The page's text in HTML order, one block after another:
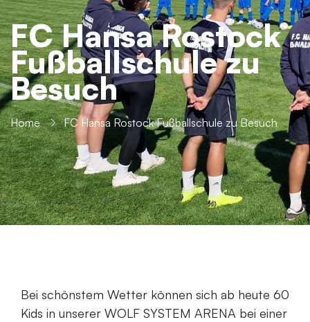
FC Hansa Rostock
Fußballschule zu
Besuch
Home FC Hansa Rostock Fußballschule zu Besuch
Bei schönstem Wetter können sich ab heute 60
Kids in unserer WOLF SYSTEM ARENA bei einer